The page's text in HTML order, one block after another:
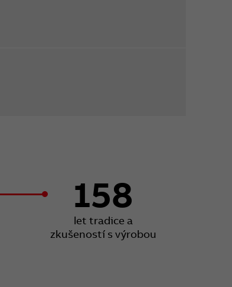
158
let tradice a
zkušeností s výrobou